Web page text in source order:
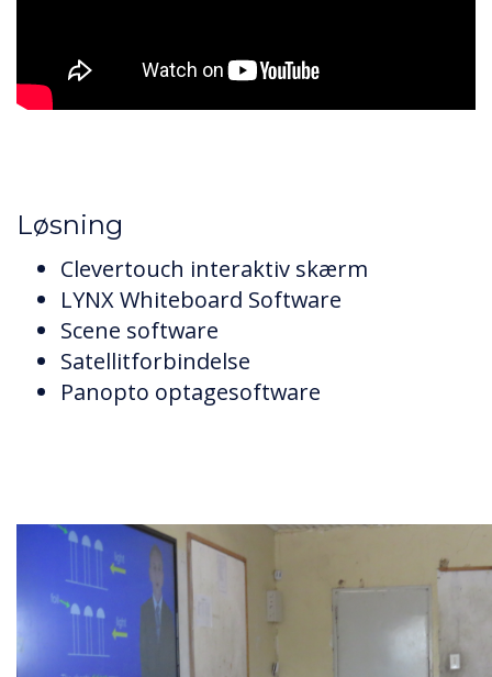
Løsning
Clevertouch interaktiv skærm
LYNX Whiteboard Software
Scene software
Satellitforbindelse
Panopto optagesoftware